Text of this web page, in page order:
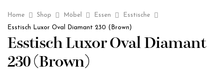
Home Shop Möbel Essen
Esstische
Esstisch Luxor Oval Diamant 230 (Brown)
Esstisch Luxor Oval Diamant
230 (Brown)